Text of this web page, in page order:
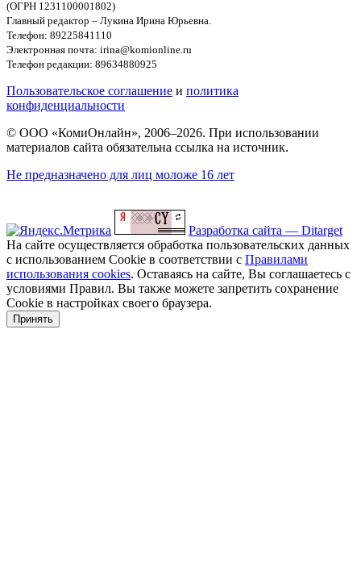
(ОГРН 1231100001802)
Главный редактор – Лукина Ирина Юрьевна.
Телефон: 89225841110
Электронная почта: irina@komionline.ru
Телефон редакции: 89634880925
Пользовательское соглашение и политика
конфиденциальности
© ООО «КомиОнлайн», 2006–2026. При использовании
материалов сайта обязательна ссылка на источник.
Не предназначено для лиц моложе 16 лет
Разработка сайта — Ditarget
На сайте осуществляется обработка пользовательских данных
с использованием Cookie в соответствии с Правилами
использования cookies. Оставаясь на сайте, Вы соглашаетесь с
условиями Правил. Вы также можете запретить сохранение
Cookie в настройках своего браузера.
Принять